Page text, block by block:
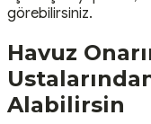
görebilirsiniz.
Havuz
Alabilirsin